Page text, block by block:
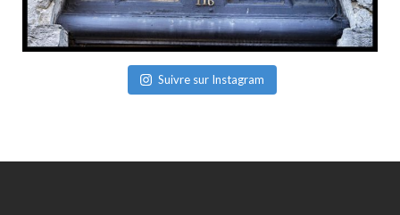
Suivre sur Instagram